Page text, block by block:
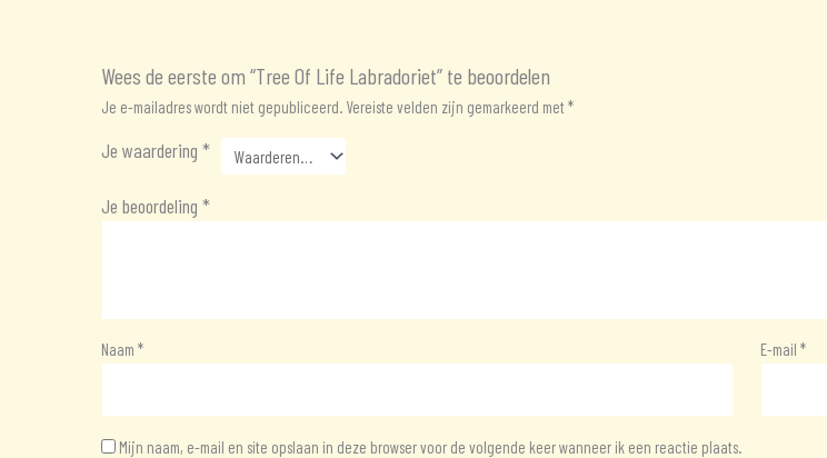
Wees de eerste om “Tree Of Life Labradoriet” te beoordelen
Je e-mailadres wordt niet gepubliceerd. Vereiste velden zijn gemarkeerd met*
Je waardering*
Je beoordeling*
Naam* E-mail *
Mijn naam, e-mail en site opslaan in deze browser voor de volgende keer wanneer ik een reactie plaats.